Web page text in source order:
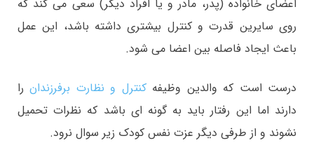
اعضای خانواده (پدر، مادر و یا افراد دیگر) سعی می کند که
روی سایرین قدرت و کنترل بیشتری داشته باشد، این عمل
باعث ایجاد فاصله بین اعضا می شود.
درست است که والدین وظیفهکنترل و نظارت برفرزندانرا
دارند اما این رفتار باید به گونه ای باشد که نظرات تحمیل
نشوند و از طرفی دیگر عزت نفس کودک زیر سوال نرود.